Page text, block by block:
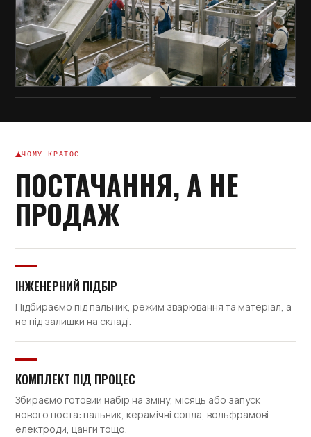
ЧОМУ КРАТОС
ПОСТАЧАННЯ, А НЕ
ПРОДАЖ
ІНЖЕНЕРНИЙ ПІДБІР
Підбираємо під пальник, режим зварювання та матеріал, а
не під залишки на складі.
КОМПЛЕКТ ПІД ПРОЦЕС
Збираємо готовий набір на зміну, місяць або запуск
нового поста: пальник, керамічні сопла, вольфрамові
електроди, цанги тощо.